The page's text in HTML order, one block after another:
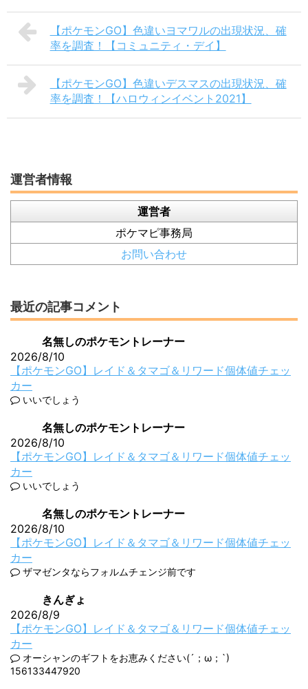
【ポケモンGO】色違いヨマワルの出現状況、確
率を調査！【コミュニティ・デイ】
【ポケモンGO】色違いデスマスの出現状況、確
率を調査！【ハロウィンイベント2021】
運営者情報
運営者
ポケマピ事務局
お問い合わせ
最近の記事コメント
名無しのポケモントレーナー
2026/8/10
【ポケモンGO】レイド＆タマゴ＆リワード個体値チェッ
カー
いいでしょう
名無しのポケモントレーナー
2026/8/10
【ポケモンGO】レイド＆タマゴ＆リワード個体値チェッ
カー
いいでしょう
名無しのポケモントレーナー
2026/8/10
【ポケモンGO】レイド＆タマゴ＆リワード個体値チェッ
カー
ザマゼンタならフォルムチェンジ前です
きんぎょ
2026/8/9
【ポケモンGO】レイド＆タマゴ＆リワード個体値チェッ
カー
オーシャンのギフトをお恵みください(´；ω；`)
156133447920